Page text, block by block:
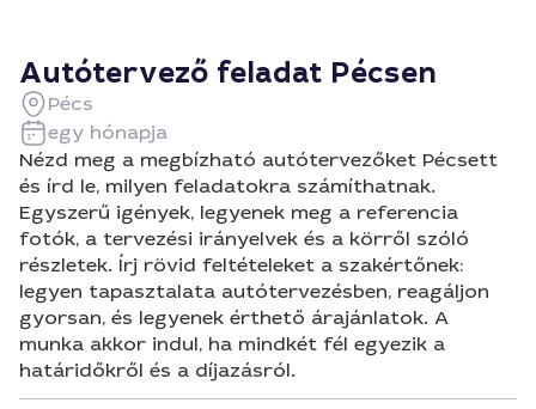
Autótervező feladat Pécsen
Pécs
egy hónapja
Nézd meg a megbízható autótervezőket Pécsett
és írd le, milyen feladatokra számíthatnak.
Egyszerű igények, legyenek meg a referencia
fotók, a tervezési irányelvek és a körről szóló
részletek. Írj rövid feltételeket a szakértőnek:
legyen tapasztalata autótervezésben, reagáljon
gyorsan, és legyenek érthető árajánlatok. A
munka akkor indul, ha mindkét fél egyezik a
határidőkről és a díjazásról.